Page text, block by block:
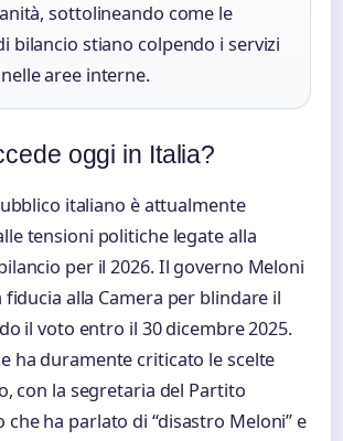
sottolineando come le
bilancio stiano colpendo i servizi
aree interne.
oggi in Italia?
italiano è attualmente
tensioni politiche legate alla
per il 2026. Il governo Meloni
fiducia alla Camera per blindare il
il voto entro il 30 dicembre 2025.
ha duramente criticato le scelte
con la segretaria del Partito
che ha parlato di “disastro Meloni” e